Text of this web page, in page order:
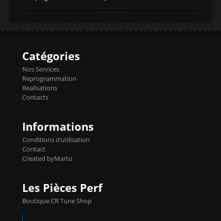
d'admissiontemp ex. pour atmo -30- 80°C
temperaturetemperature ldr moteurtemp
Injecteurs + Flashpro 1370€ TTC Le
précise et performante. Vous pourrez
basculer de la carto sans plomb à Ethanol à
l'aide du flashpro OPTION ECONOMIQUES
Reprog SP 98 sur le calculateur d'origine
450€ TTC Un gain d'environ 10cv et 15nm
Catégories
Nos Services
Reprogrammation
Realisations
Contacts
Informations
Conditions d’utilisation
Contact
Created byMarto
Les Pièces Perf
Boutique CR Tune Shop